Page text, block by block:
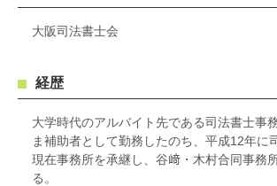
大阪司法書士会
経歴
大学時代のアルバイト先である司法書士事
ま補助者として勤務したのち、平成12年に
現在事務所を承継し、谷﨑・木村合同事務
る。